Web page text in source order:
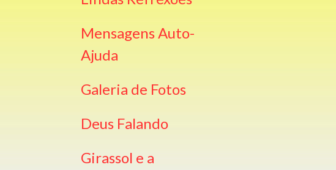
Mensagens Auto-
Ajuda
Galeria de Fotos
Deus Falando
Girassol e a